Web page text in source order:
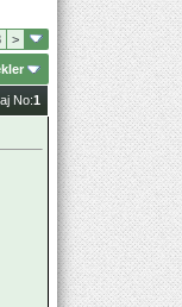
>
No:1